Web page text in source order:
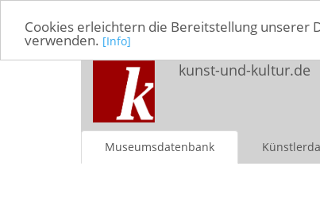
Cookies erleichtern die Bereitstellung unserer
verwenden. [Info]
kunst-und-kultur.de
Museumsdatenbank